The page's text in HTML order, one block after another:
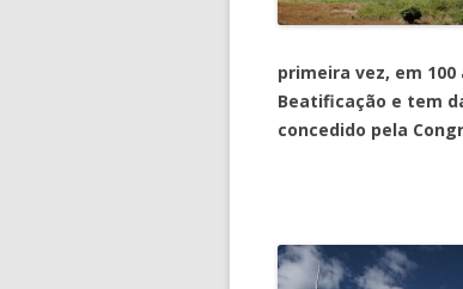
primeira vez, em
Beatificação e tem
concedido pela